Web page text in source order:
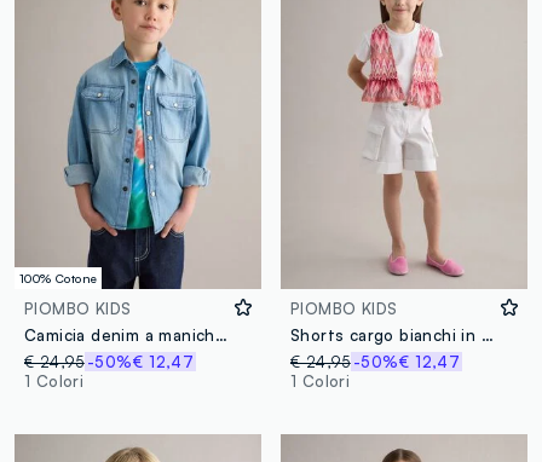
100% Cotone
PIOMBO KIDS
Camicia denim a maniche lunghe
€ 24,95-50%€ 12,47
1 Colori
PIOMBO KIDS
Shorts cargo bianchi in cotone elasticizzato da bambina
€ 24,95 -50%€ 12,47
1 Colori